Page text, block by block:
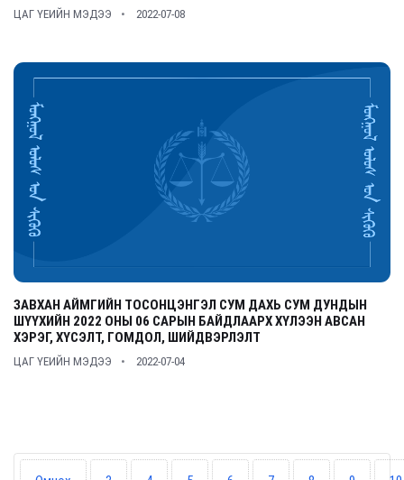
ЦАГ ҮЕИЙН МЭДЭЭ 2022-07-08
ЗАВХАН АЙМГИЙН ТОСОНЦЭНГЭЛ СУМ ДАХЬ СУМ ДУНДЫН
ШҮҮХИЙН 2022 ОНЫ 06 САРЫН БАЙДЛААРХ ХҮЛЭЭН АВСАН
ХЭРЭГ, ХҮСЭЛТ, ГОМДОЛ, ШИЙДВЭРЛЭЛТ
ЦАГ ҮЕИЙН МЭДЭЭ 2022-07-04